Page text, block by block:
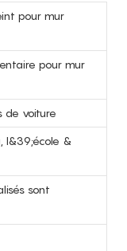
pour mur
pour mur
de voiture
l&39;école &
sont